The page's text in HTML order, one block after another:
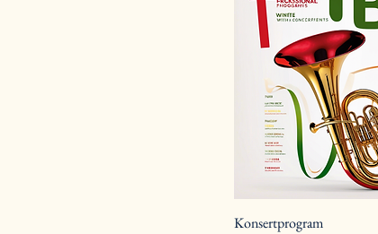
Konsertprogram